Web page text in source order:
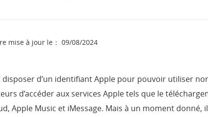
mise à jour le： 09/08/2024
disposer d’un identifiant Apple pour pouvoir utiliser
d’accéder aux services Apple tels que le
Apple Music et iMessage. Mais à un moment